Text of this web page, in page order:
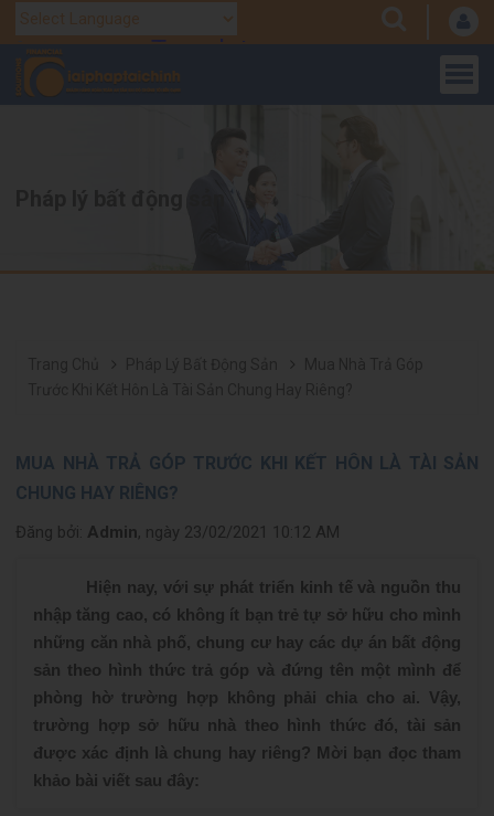
Translate
MUA NHÀ TRẢ GÓP TRƯỚC KHI KẾT HÔN LÀ TÀI SẢN
CHUNG HAY RIÊNG?
Đăng bởi: Admin, ngày 23/02/2021 10:12 AM
Hiện nay, với sự phát triển kinh tế và nguồn thu
nhập tăng cao, có không ít bạn trẻ tự sở hữu cho mình
những căn nhà phố, chung cư hay các dự án bất động
sản theo hình thức trả góp và đứng tên một mình để
phòng hờ trường hợp không phải chia cho ai. Vậy,
trường hợp sở hữu nhà theo hình thức đó, tài sản
được xác định là chung hay riêng? Mời bạn đọc tham
khảo bài viết sau đây: